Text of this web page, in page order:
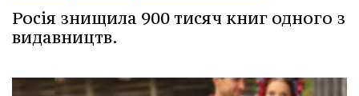
Росія знищила 900 тисяч книг одного з
видавництв.